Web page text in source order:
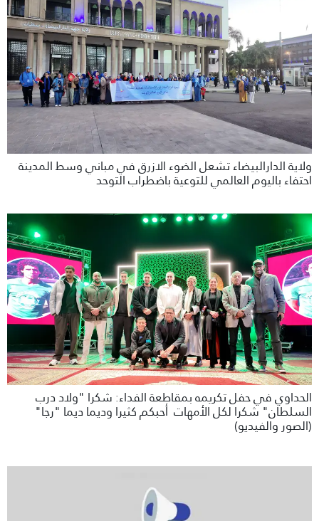
ولاية الدارالبيضاء تشعل الضوء الازرق في مباني وسط المدينة
احتفاء باليوم العالمي للتوعية باضطراب التوحد
الحداوي في حفل تكريمه بمقاطعة الفداء: شكرا "ولاد درب
السلطان" شكرا لكل الأمهات أحبكم كثيرا وديما ديما "رجا"
(الصور والفيديو)